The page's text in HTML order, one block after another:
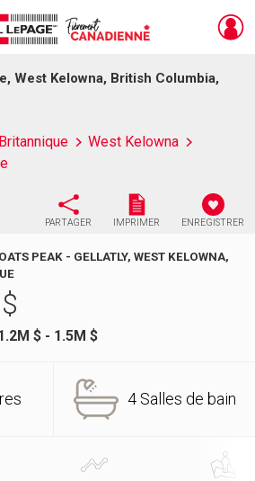
West Kelowna, British Columbia,
West Kelowna
PARTAGER IMPRIMER ENREGISTRER
PEAK - GELLATLY, WEST KELOWNA,
$
$ - 1.5M $
4 Salles de bain